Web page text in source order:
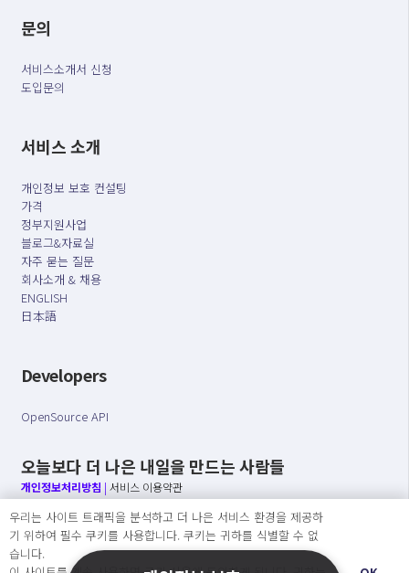
문의
서비스소개서 신청
도입문의
서비스 소개
개인정보 보호 컨설팅
가격
정부지원사업
블로그&자료실
자주 묻는 질문
회사소개 & 채용
ENGLISH
日本語
Developers
OpenSource API
오늘보다 더 나은 내일을 만드는 사람들
개인정보처리방침 | 서비스 이용약관
○ 개인정보보호 컴플라이언스를 선도하겠습니다.
○ 정보주체의 권리를 보장하겠습니다.
○ 기업의 개인정보보호를 위한 효율적 관리를 보장하겠습니다.
우리는 사이트 트래픽을 분석하고 더 나은 서비스 환경을 제공하
기 위하여 필수 쿠키를 사용합니다. 쿠키는 귀하를 식별할 수 없
습니다.